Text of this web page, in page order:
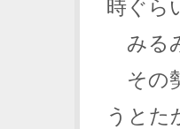
時ぐら
みる
その
うとた